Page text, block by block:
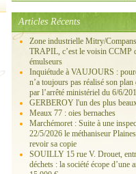
Articles Récents
Zone industrielle Mitry/
TRAPIL, c’est le voisin CCMP
émulseurs
Inquiétude à VAUJOURS :
n’a toujours pas réalisé son
par l’arrêté ministériel du 6/6/
GERBEROY l'un des plus
Meaux 77 : oies bernaches
Marchémoret : Suite à une
22/5/2026 le méthaniseur
revoir sa copie
SOUILLY 15 rue V. Drouet,
déchets : la société écope d’une